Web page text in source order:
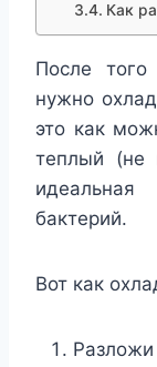
Как
После
нужно
это как
теплый (не
бактерий.
Вот как